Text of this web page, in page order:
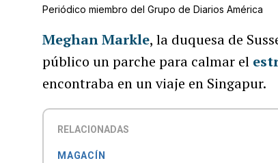
Periódico miembro del Grupo de Diarios América
Meghan Markle, la duquesa de
público un parche para calmar el
encontraba en un viaje en Singapur.
RELACIONADAS
MAGACÍN